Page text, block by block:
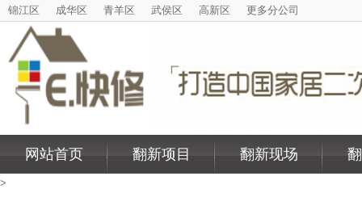
锦江区 成华区 青羊区 武侯区 高新区 更多分公司
网站首页 翻新项目 翻新现场
>